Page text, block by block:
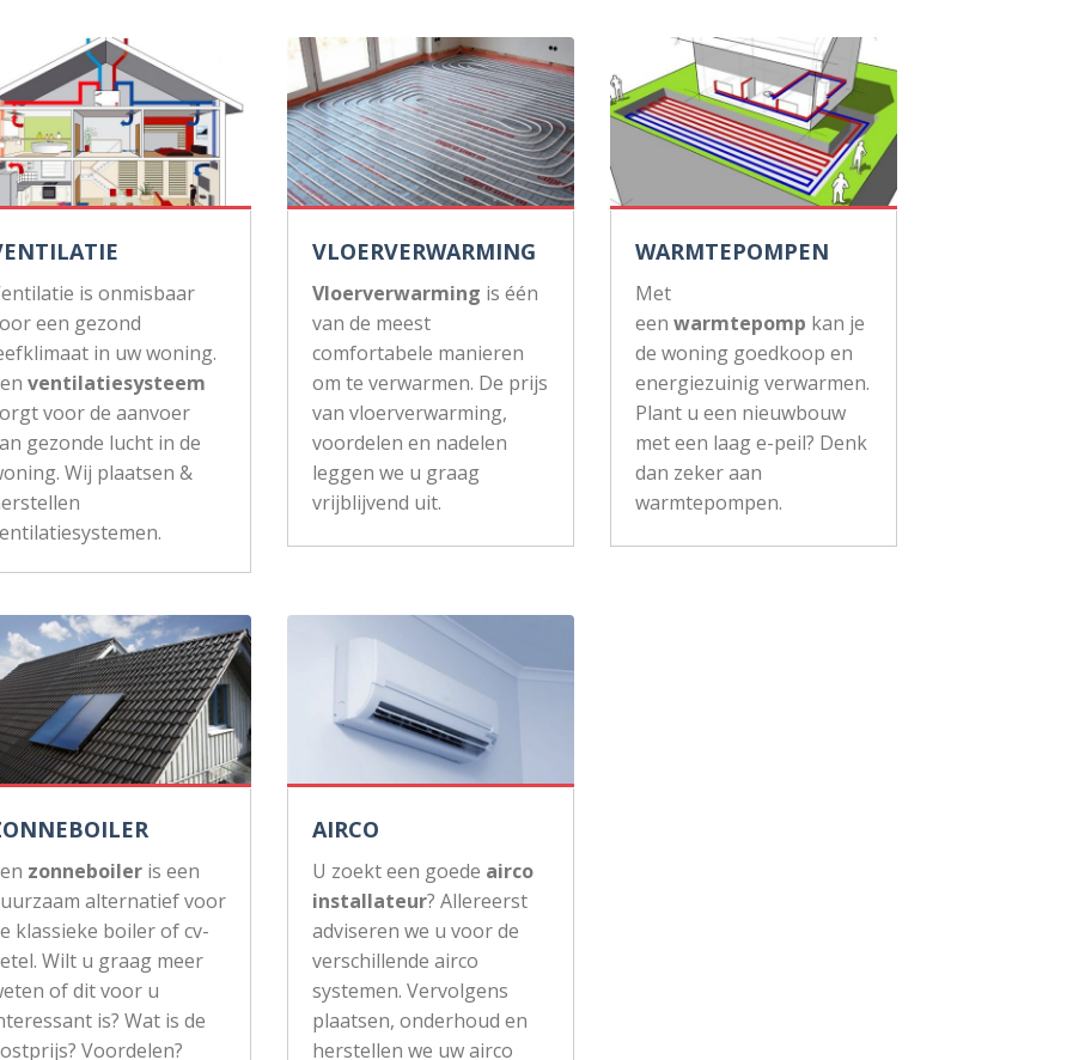
is onmisbaar
een gezond
in uw woning.
ventilatiesysteem
voor de aanvoer
gezonde lucht in de
Wij plaatsen &
VLOERVERWARMING
Vloerverwarming is één
van de meest
comfortabele manieren
om te verwarmen. De prijs
van vloerverwarming,
voordelen en nadelen
leggen we u graag
vrijblijvend uit.
WARMTEPOMPEN
Met
een warmtepomp kan je
de woning goedkoop en
energiezuinig verwarmen.
Plant u een nieuwbouw
met een laag e-peil? Denk
dan zeker aan
warmtepompen.
zonneboiler is een
alternatief voor
klassieke boiler of cv-
Wilt u graag meer
of dit voor u
is? Wat is de
Voordelen?
AIRCO
U zoekt een goede airco
installateur? Allereerst
adviseren we u voor de
verschillende airco
systemen. Vervolgens
plaatsen, onderhoud en
herstellen we uw airco